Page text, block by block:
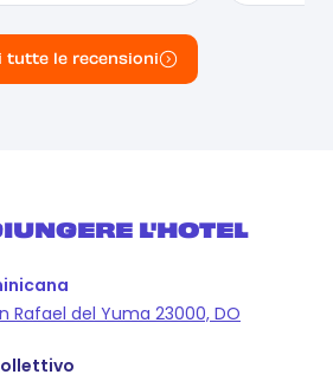
il resto
tutte le recensioni
L'HOTEL
Rafael del Yuma 23000, DO